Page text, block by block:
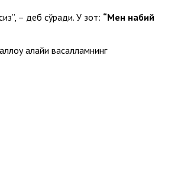
– деб сўради. У зот: “Мен набий
алайҳи васалламнинг